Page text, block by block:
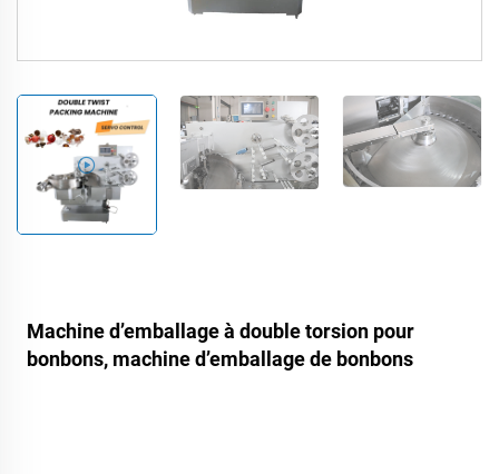
Machine d’emballage à double torsion pour
bonbons, machine d’emballage de bonbons